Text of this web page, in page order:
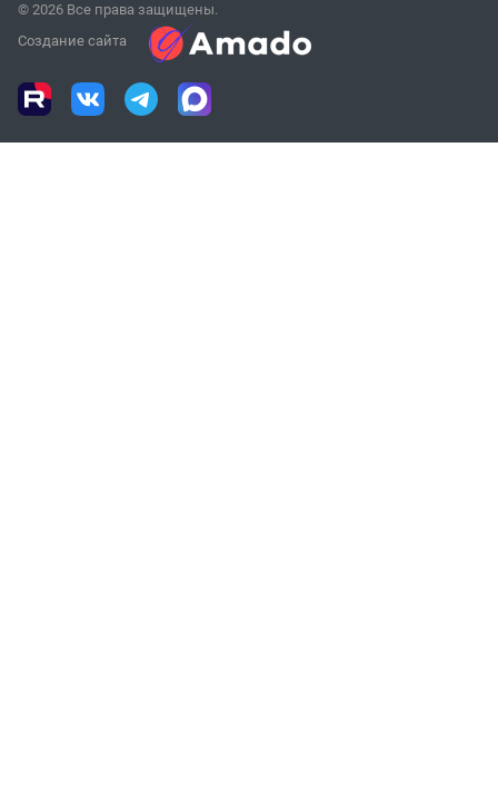
© 2026 Все права защищены.
Создание сайта